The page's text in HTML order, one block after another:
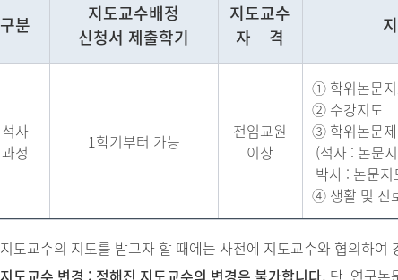
구분
지도교수배정
신청서 제출학기
지도교수
자 격
석사
과정
1학기부터 가능
전임교원
이상
① 학위논문
② 수강지도
③ 학위논문
(석사 : 논문
박사 : 논문
④ 생활 및 진
지도교수의 지도를 받고자 할 때에는 사전에 지도교수와 협의하
지도교수 변경 : 정해진 지도교수의 변경은 불가합니다. 단, 연구논